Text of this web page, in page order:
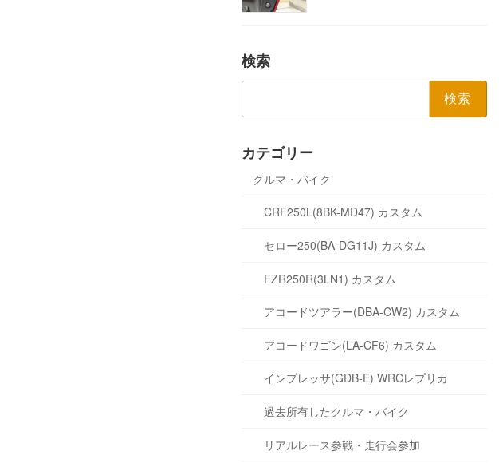
検索
カテゴリー
クルマ・バイク
CRF250L(8BK-MD47) カスタム
セロー250(BA-DG11J) カスタム
FZR250R(3LN1) カスタム
アコードツアラー(DBA-CW2) カスタム
アコードワゴン(LA-CF6) カスタム
インプレッサ(GDB-E) WRCレプリカ
過去所有したクルマ・バイク
リアルレース参戦・走行会参加